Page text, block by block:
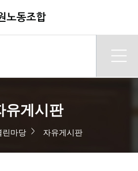
유게시판
린마당 자유게시판